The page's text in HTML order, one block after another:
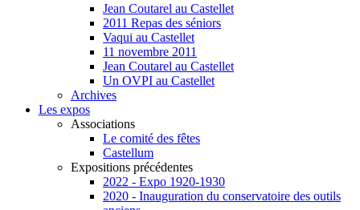
Jean Coutarel au Castellet
2011 Repas des séniors
Vaqui au Castellet
11 novembre 2011
Jean Coutarel au Castellet
Un OVPI au Castellet
Archives
Les expos
Associations
Le comité des fêtes
Castellum
Expositions précédentes
2022 - Expo 1920-1930
2020 - Inauguration du conservatoire des outils